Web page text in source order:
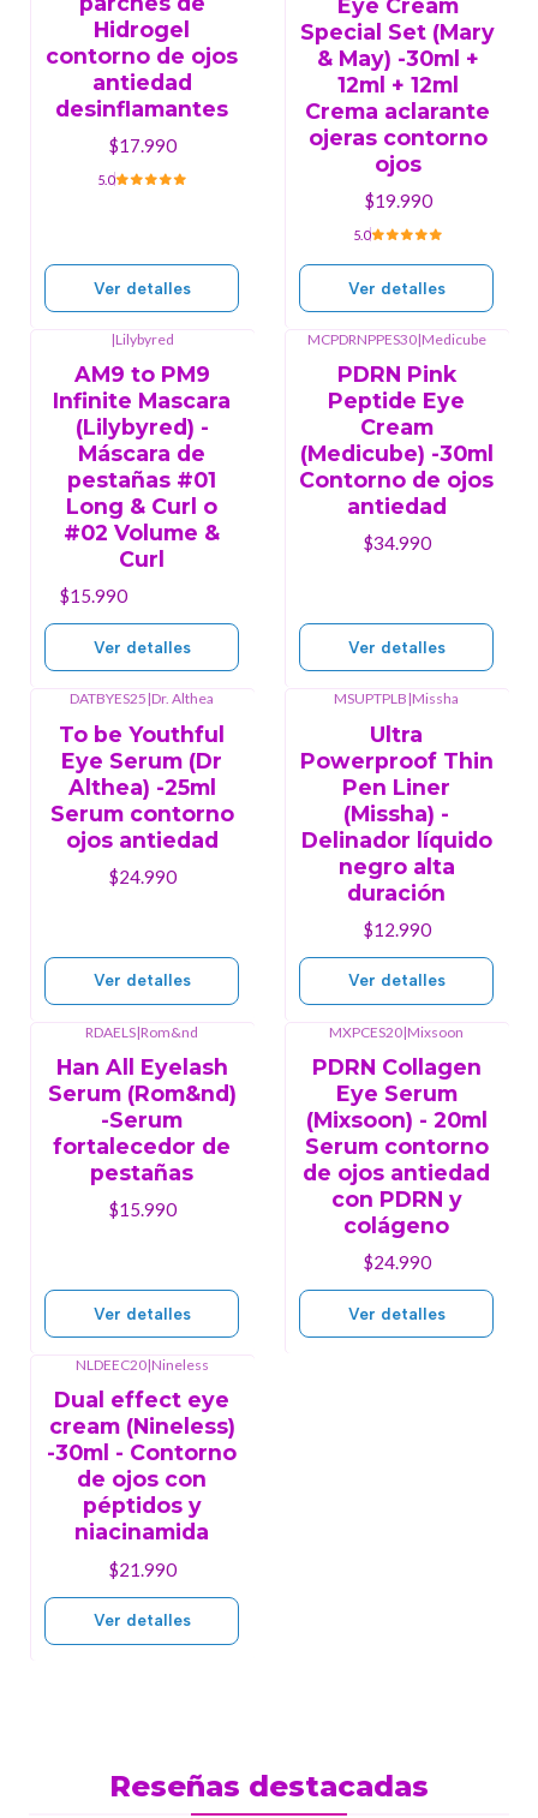
Hidrogel
contorno de ojos
antiedad
desinflamantes
$17.990
5.0
Ver detalles
Special Set (Mary
& May) -30ml +
12ml + 12ml
Crema aclarante
ojeras contorno
ojos
$19.990
5.0
Ver detalles
|Lilybyred
AM9 to PM9
Infinite Mascara
(Lilybyred) -
Máscara de
pestañas #01
Long & Curl o
#02 Volume &
Curl
$15.990
Ver detalles
MCPDRNPPES30|Medicube
PDRN Pink
Peptide Eye
Cream
(Medicube) -30ml
Contorno de ojos
antiedad
$34.990
Ver detalles
DATBYES25|Dr. Althea
To be Youthful
Eye Serum (Dr
Althea) -25ml
Serum contorno
ojos antiedad
$24.990
Ver detalles
MSUPTPLB|Missha
Ultra
Powerproof Thin
Pen Liner
(Missha) -
Delinador líquido
negro alta
duración
$12.990
Ver detalles
RDAELS|Rom&nd
Han All Eyelash
Serum (Rom&nd)
-Serum
fortalecedor de
pestañas
$15.990
Ver detalles
MXPCES20|Mixsoon
PDRN Collagen
Eye Serum
(Mixsoon) - 20ml
Serum contorno
de ojos antiedad
con PDRN y
colágeno
$24.990
Ver detalles
NLDEEC20|Nineless
Dual effect eye
cream (Nineless)
-30ml - Contorno
de ojos con
péptidos y
niacinamida
$21.990
Ver detalles
Reseñas destacadas